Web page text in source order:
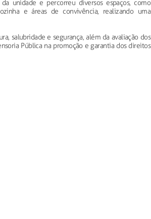
unidade e percorreu diversos espaços, como
e áreas de convivência, realizando uma
salubridade e segurança, além da avaliação dos
Pública na promoção e garantia dos direitos